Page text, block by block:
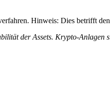
Hinweis: Dies betrifft
der Assets. Krypto-